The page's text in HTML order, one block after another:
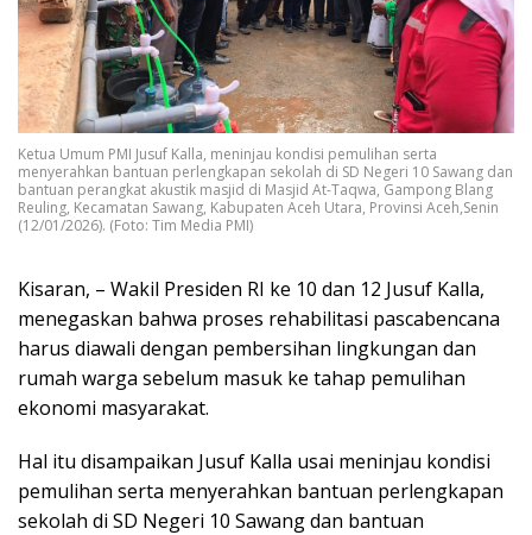
Ketua Umum PMI Jusuf Kalla, meninjau kondisi pemulihan serta
menyerahkan bantuan perlengkapan sekolah di SD Negeri 10 Sawang dan
bantuan perangkat akustik masjid di Masjid At-Taqwa, Gampong Blang
Reuling, Kecamatan Sawang, Kabupaten Aceh Utara, Provinsi Aceh,Senin
(12/01/2026). (Foto: Tim Media PMI)
Kisaran, – Wakil Presiden RI ke 10 dan 12 Jusuf Kalla,
menegaskan bahwa proses rehabilitasi pascabencana
harus diawali dengan pembersihan lingkungan dan
rumah warga sebelum masuk ke tahap pemulihan
ekonomi masyarakat.
Hal itu disampaikan Jusuf Kalla usai meninjau kondisi
pemulihan serta menyerahkan bantuan perlengkapan
sekolah di SD Negeri 10 Sawang dan bantuan